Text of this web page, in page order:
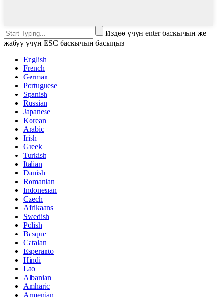
Издөө үчүн enter баскычын же
жабуу үчүн ESC баскычын басыңыз
English
French
German
Portuguese
Spanish
Russian
Japanese
Korean
Arabic
Irish
Greek
Turkish
Italian
Danish
Romanian
Indonesian
Czech
Afrikaans
Swedish
Polish
Basque
Catalan
Esperanto
Hindi
Lao
Albanian
Amharic
Armenian